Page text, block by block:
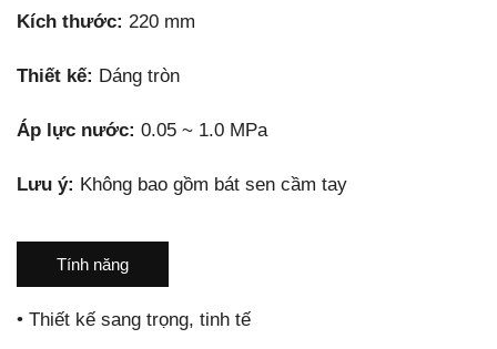
Kích thước: 220 mm
Thiết kế: Dáng tròn
Áp lực nước: 0.05 ~ 1.0 MPa
Lưu ý: Không bao gồm bát sen cầm tay
Tính năng
•Thiết kế sang trọng, tinh tế